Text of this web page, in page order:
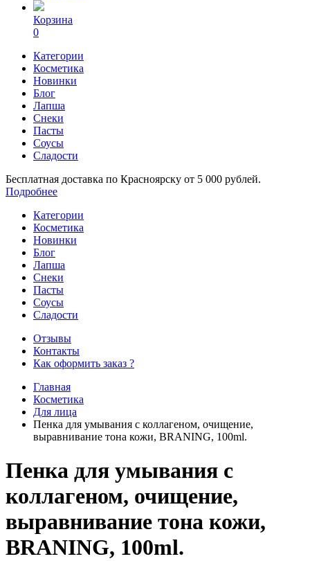
Корзина
0
Категории
Косметика
Новинки
Блог
Лапша
Снеки
Пасты
Соусы
Сладости
Бесплатная доставка по Красноярску от 5 000 рублей.
Подробнее
Категории
Косметика
Новинки
Блог
Лапша
Снеки
Пасты
Соусы
Сладости
Отзывы
Контакты
Как оформить заказ ?
Главная
Косметика
Для лица
Пенка для умывания с коллагеном, очищение,
выравнивание тона кожи, BRANING, 100ml.
Пенка для умывания с
коллагеном, очищение,
выравнивание тона кожи,
BRANING, 100ml.